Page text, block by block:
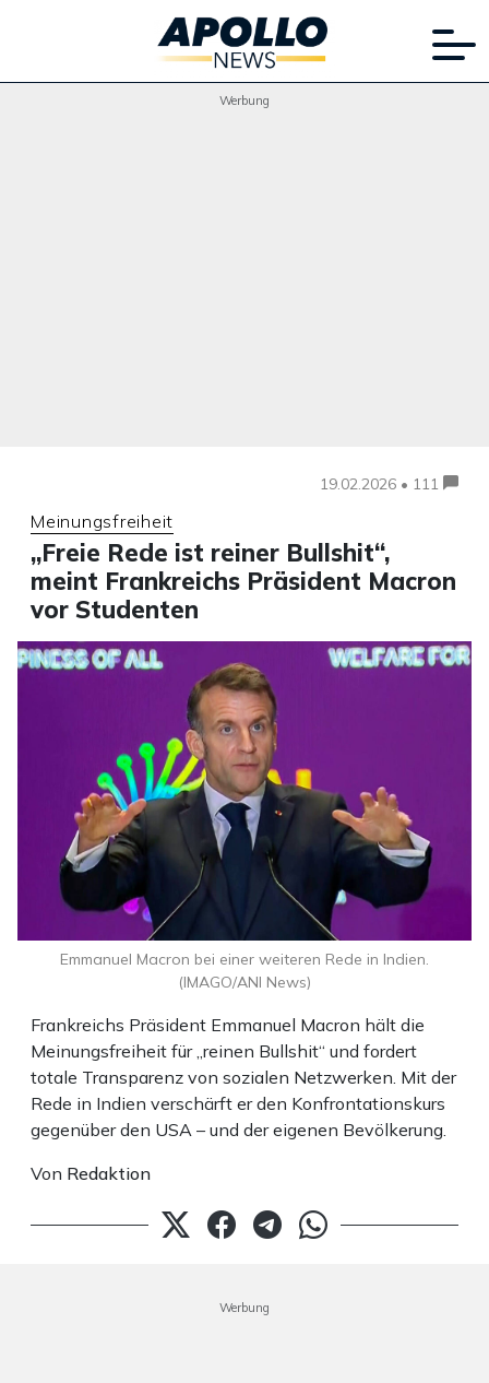
Werbung
19.02.2026 • 111
Meinungsfreiheit
„Freie Rede ist reiner Bullshit“,
meint Frankreichs Präsident Macron
vor Studenten
Frankreichs Präsident Emmanuel Macron hält die
Meinungsfreiheit für „reinen Bullshit“ und fordert
totale Transparenz von sozialen Netzwerken. Mit der
Rede in Indien verschärft er den Konfrontationskurs
gegenüber den USA – und der eigenen Bevölkerung.
Von Redaktion
Emmanuel Macron bei einer weiteren Rede in Indien.
(IMAGO/ANI News)
Werbung